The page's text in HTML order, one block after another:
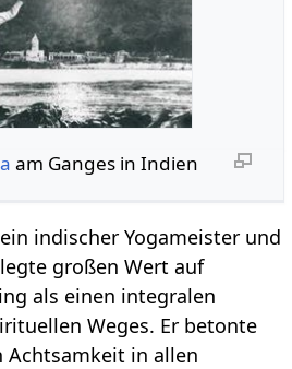
am Ganges in Indien
indischer Yogameister und
großen Wert auf
als einen integralen
Weges. Er betonte
Achtsamkeit in allen